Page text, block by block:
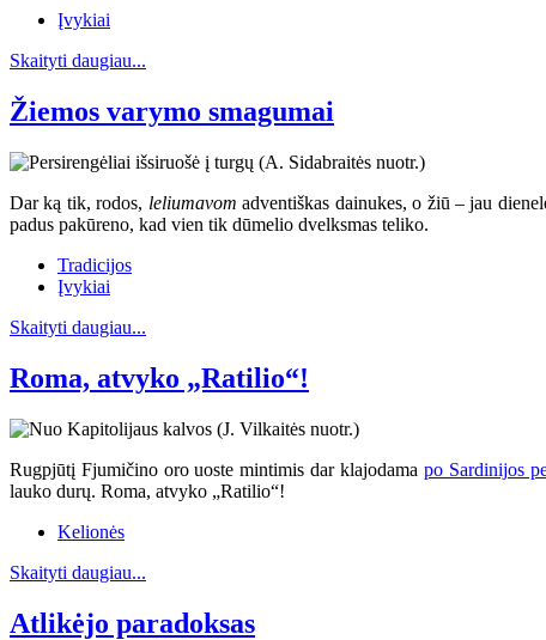
Įvykiai
Skaityti daugiau...
Žiemos varymo smagumai
Dar ką tik, rodos, leliumavom adventiškas dainukes, o žiū – jau
padus pakūreno, kad vien tik dūmelio dvelksmas teliko.
Tradicijos
Įvykiai
Skaityti daugiau...
Roma, atvyko „Ratilio“!
Rugpjūtį Fjumičino oro uoste mintimis dar klajodama po Sardinijos
lauko durų. Roma, atvyko „Ratilio“!
Kelionės
Skaityti daugiau...
Atlikėjo paradoksas